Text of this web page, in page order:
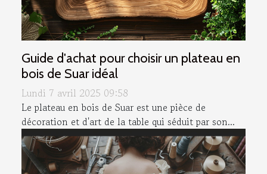
Guide d'achat pour choisir un plateau en
bois de Suar idéal
Lundi 7 avril 2025 09:58
Le plateau en bois de Suar est une pièce de
décoration et d'art de la table qui séduit par son...